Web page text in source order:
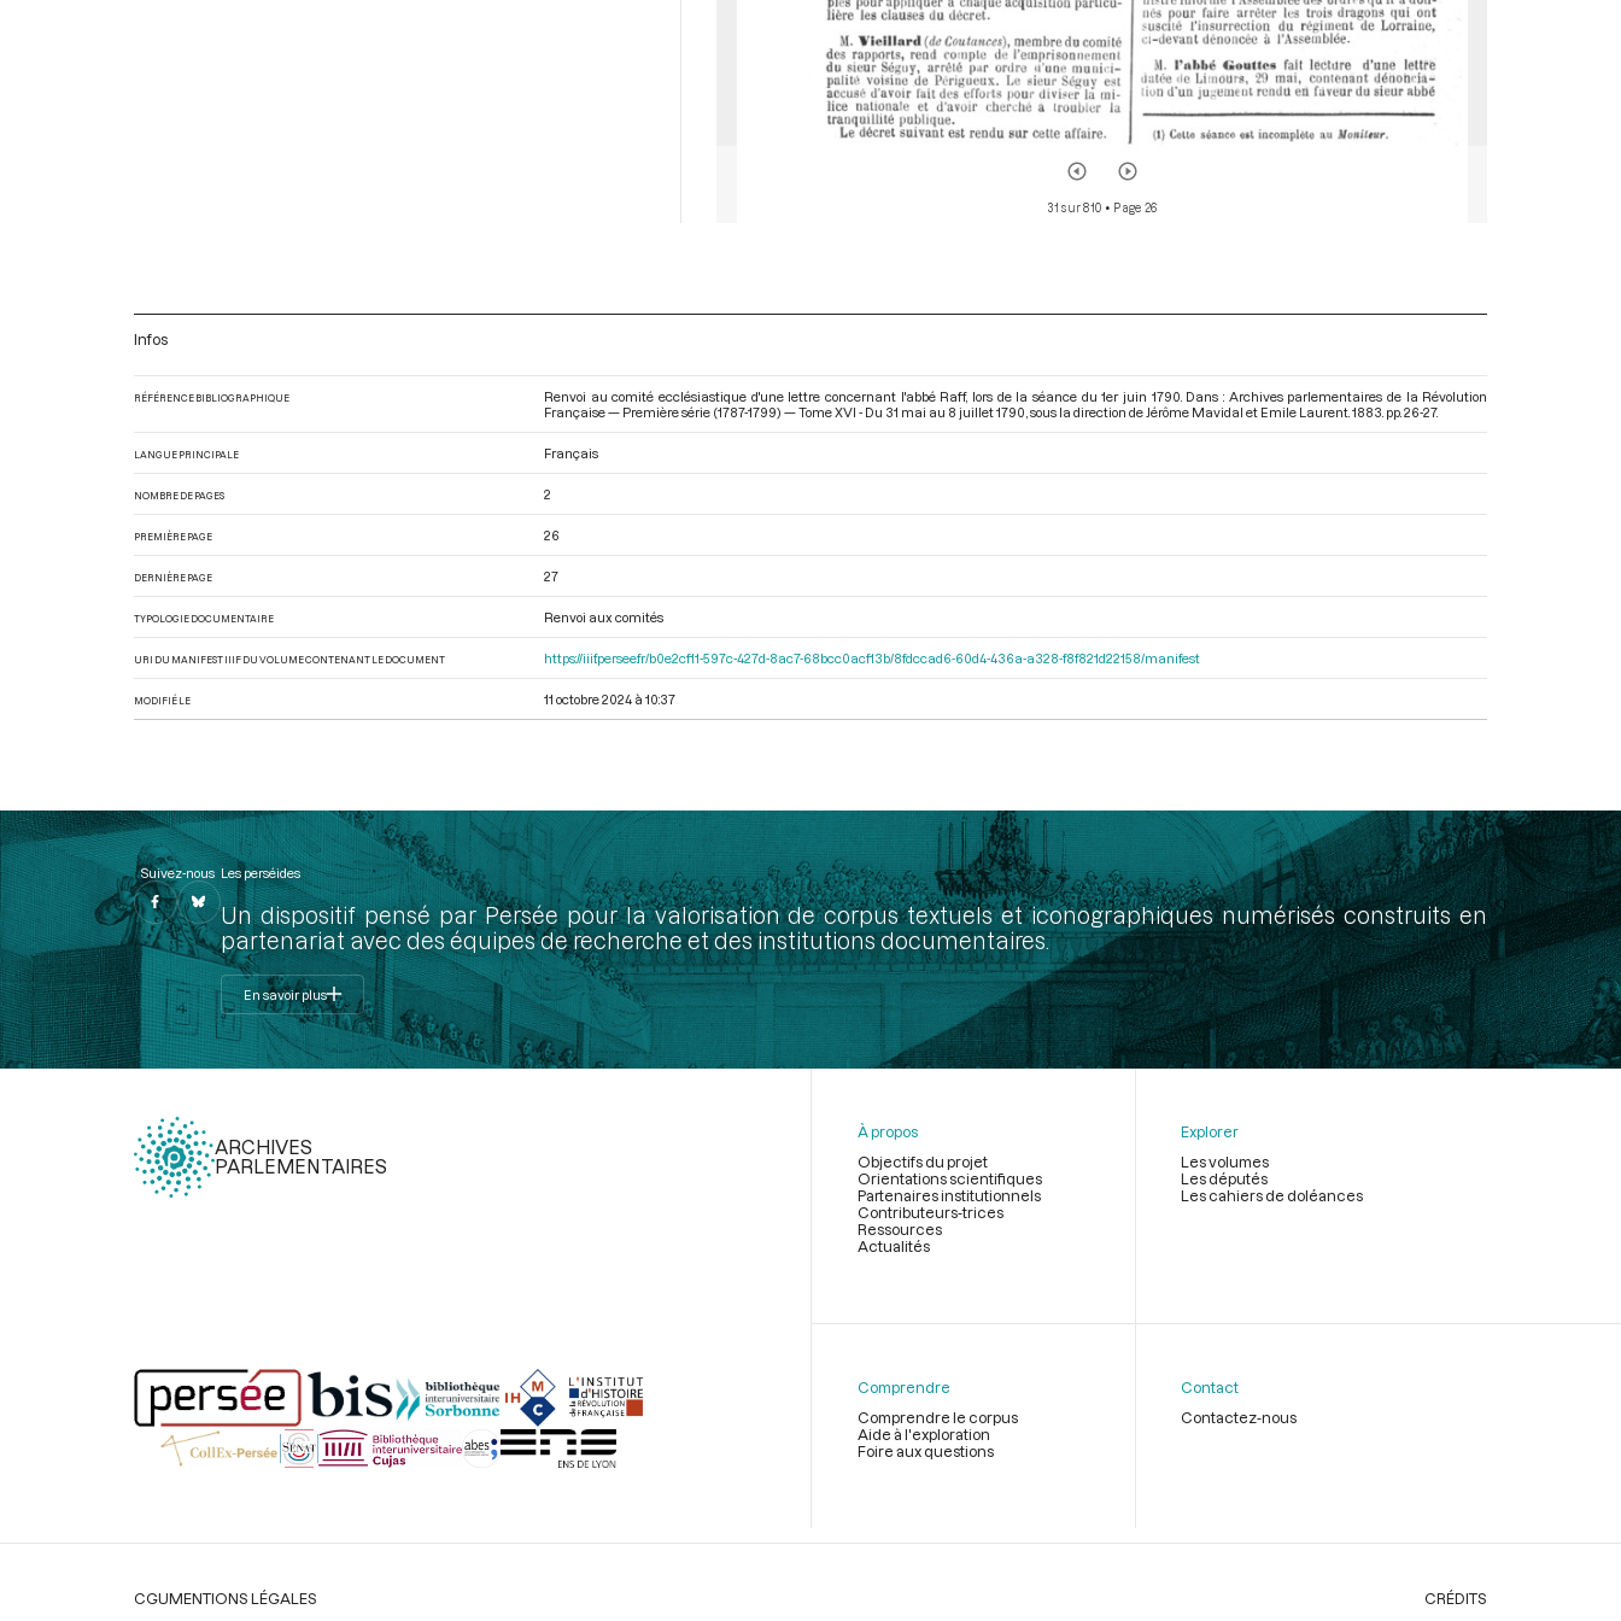
31 sur 810 • Page 26
Infos
RÉFÉRENCE BIBLIOGRAPHIQUE
Renvoi au comité ecclésiastique d'une lettre concernant l'abbé Raff, lors de la séance du 1er juin 1790. Dans : Archives parlementaires de la Révolution
Française — Première série (1787-1799) — Tome XVI - Du 31 mai au 8 juillet 1790 , sous la direction de Jérôme Mavidal et Emile Laurent. 1883. pp. 26-27.
LANGUE PRINCIPALE Français
NOMBRE DE PAGES 2
PREMIÈRE PAGE 26
DERNIÈRE PAGE 27
TYPOLOGIE DOCUMENTAIRE Renvoi aux comités
URI DU MANIFEST IIIF DU VOLUME CONTENANT LE DOCUMENT https://iiif.persee.fr/b0e2cf11-597c-427d-8ac7-68bcc0acf13b/8fdccad6-60d4-436a-a328-f8f821d22158/manifest
MODIFIÉ LE 11 octobre 2024 à 10:37
Suivez-nous Les perséides
Un dispositif pensé par Persée pour la valorisation de corpus textuels et iconographiques numérisés construits en
partenariat avec des équipes de recherche et des institutions documentaires.
En savoir plus
ARCHIVES
PARLEMENTAIRES
page
À propos
Objectifs du projet
Orientations scientifiques
Partenaires institutionnels
Contributeurs-trices
Ressources
Actualités
Explorer
Les volumes
Les députés
Les cahiers de doléances
Comprendre
Comprendre le corpus
Aide à l'exploration
Foire aux questions
Contact
Contactez-nous
Légal
CGUMENTIONS LÉGALES CRÉDITS